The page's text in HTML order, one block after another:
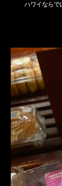
ハワイならで